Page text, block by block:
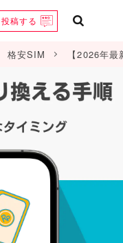
投稿する
格安SIM 【2026年